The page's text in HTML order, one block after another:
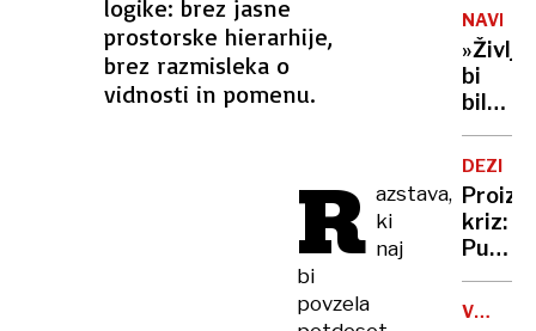
logike: brez jasne
prostorske hierarhije,
brez razmisleka o
vidnosti in pomenu.
R azstava,
ki
naj
bi
povzela
vajo
in
rakete
bi
bilo
97-
letnica
z
podrla
lastni
kriz:
Putin
je
našel
V